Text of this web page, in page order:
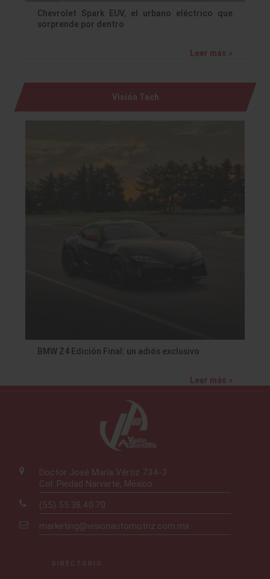
Chevrolet Spark EUV, el urbano eléctrico que
sorprende por dentro
Leer más »
Visión Tech
BMW Z4 Edición Final: un adiós exclusivo
Leer más »
Doctor José María Vértiz 734-3
Col. Piedad Narvarte, México
(55) 55.38.40.70
marketing@visionautomotriz.com.mx
DIRECTORIO